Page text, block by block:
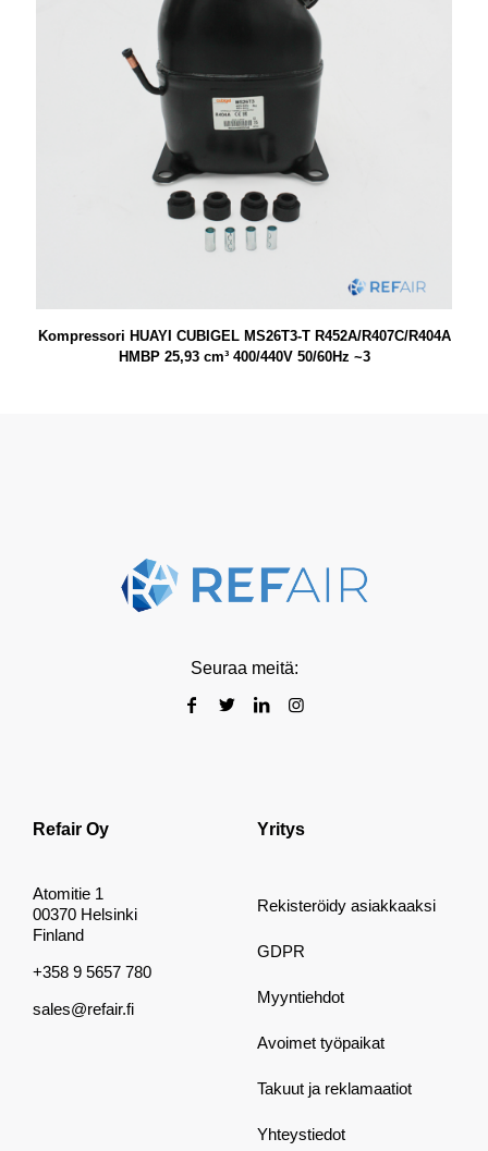
Kompressori HUAYI CUBIGEL MS26T3-T R452A/R407C/R404A
HMBP 25,93 cm³ 400/440V 50/60Hz ~3
Seuraa meitä:
Refair Oy
Atomitie 1
00370 Helsinki
Finland
+358 9 5657 780
sales@refair.fi
Yritys
Rekisteröidy asiakkaaksi
GDPR
Myyntiehdot
Avoimet työpaikat
Takuut ja reklamaatiot
Yhteystiedot